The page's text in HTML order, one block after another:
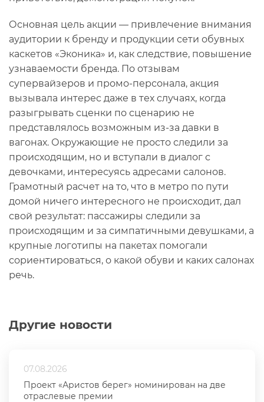
Другие новости
07.08.2026
Проект «Аристов берег» номинирован на две
отраслевые премии
Основная цель акции — привлечение внимания
аудитории к бренду и продукции сети обувных
каскетов «Эконика» и, как следствие, повышение
узнаваемости бренда. По отзывам
супервайзеров и промо-персонала, акция
вызывала интерес даже в тех случаях, когда
разыгрывать сценки по сценарию не
представлялось возможным из-за давки в
вагонах. Окружающие не просто следили за
происходящим, но и вступали в диалог с
девочками, интересуясь адресами салонов.
Грамотный расчет на то, что в метро по пути
домой ничего интересного не происходит, дал
свой результат: пассажиры следили за
происходящим и за симпатичными девушками, а
крупные логотипы на пакетах помогали
сориентироваться, о какой обуви и каких салонах
речь.